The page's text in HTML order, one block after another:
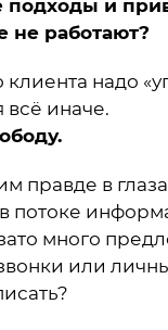
подходы и
не работают?
надо
всё иначе.
правде в
в потоке
много
или